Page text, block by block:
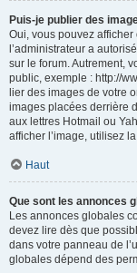
Puis-je publier des
Oui, vous pouvez
l’administrateur a
sur le forum. Autrement,
public, exemple : http://
lier des images de votre
images placées derrière
aux lettres Hotmail ou
afficher l’image, utilisez
Haut
Que sont les annonces
Les annonces globales
devez lire dès que
dans votre panneau de
globales dépend des